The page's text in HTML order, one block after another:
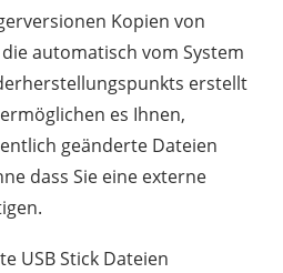
Kopien von
automatisch vom System
erstellt
es Ihnen,
geänderte Dateien
dass Sie eine externe
USB Stick Dateien